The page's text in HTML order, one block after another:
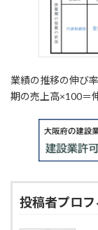
業績の推移の伸び
期の売上高×100＝
投稿者プロ